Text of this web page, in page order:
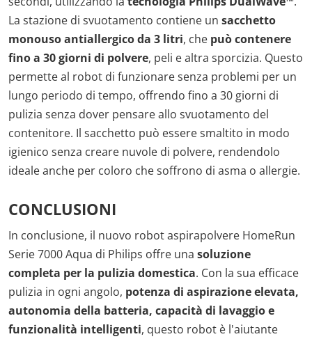
La stazione di svuotamento contiene un sacchetto
monouso antiallergico da 3 litri, che può contenere
fino a 30 giorni di polvere, peli e altra sporcizia. Questo
permette al robot di funzionare senza problemi per un
lungo periodo di tempo, offrendo fino a 30 giorni di
pulizia senza dover pensare allo svuotamento del
contenitore. Il sacchetto può essere smaltito in modo
igienico senza creare nuvole di polvere, rendendolo
ideale anche per coloro che soffrono di asma o allergie.
CONCLUSIONI
In conclusione, il nuovo robot aspirapolvere HomeRun
Serie 7000 Aqua di Philips offre una soluzione
completa per la pulizia domestica. Con la sua efficace
pulizia in ogni angolo, potenza di aspirazione elevata,
autonomia della batteria, capacità di lavaggio e
funzionalità intelligenti, questo robot è l'aiutante